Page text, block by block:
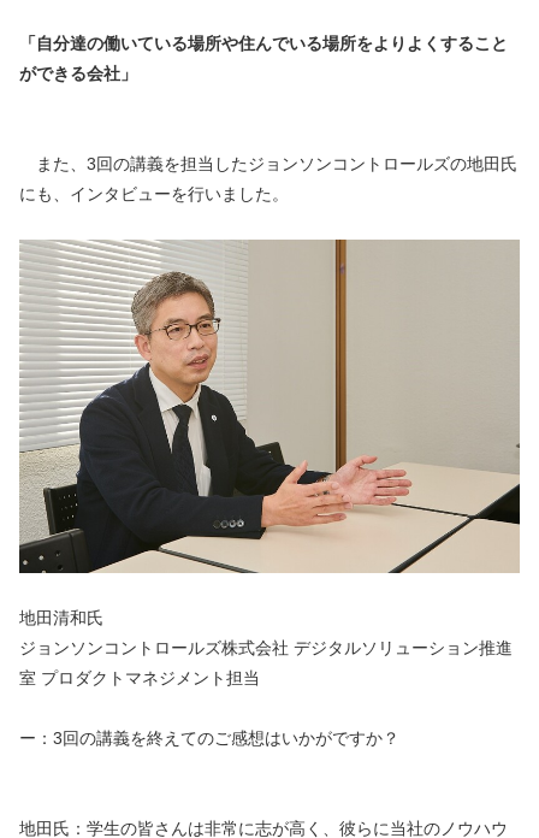
「自分達の働いている場所や住んでいる場所をよりよくすること
ができる会社」
また、3回の講義を担当したジョンソンコントロールズの地田氏
にも、インタビューを行いました。
地田清和氏
ジョンソンコントロールズ株式会社 デジタルソリューション推進
室 プロダクトマネジメント担当
ー：3回の講義を終えてのご感想はいかがですか？
地田氏：学生の皆さんは非常に志が高く、彼らに当社のノウハウ